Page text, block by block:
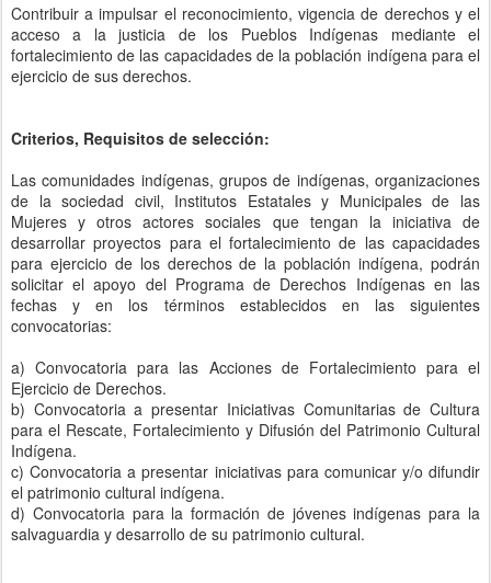
Contribuir a impulsar el reconocimiento, vigencia de derechos y el
acceso a la justicia de los Pueblos Indígenas mediante el
fortalecimiento de las capacidades de la población indígena para el
ejercicio de sus derechos.
Criterios, Requisitos de selección:
Las comunidades indígenas, grupos de indígenas, organizaciones
de la sociedad civil, Institutos Estatales y Municipales de las
Mujeres y otros actores sociales que tengan la iniciativa de
desarrollar proyectos para el fortalecimiento de las capacidades
para ejercicio de los derechos de la población indígena, podrán
solicitar el apoyo del Programa de Derechos Indígenas en las
fechas y en los términos establecidos en las siguientes
convocatorias:
a) Convocatoria para las Acciones de Fortalecimiento para el
Ejercicio de Derechos.
b) Convocatoria a presentar Iniciativas Comunitarias de Cultura
para el Rescate, Fortalecimiento y Difusión del Patrimonio Cultural
Indígena.
c) Convocatoria a presentar iniciativas para comunicar y/o difundir
el patrimonio cultural indígena.
d) Convocatoria para la formación de jóvenes indígenas para la
salvaguardia y desarrollo de su patrimonio cultural.